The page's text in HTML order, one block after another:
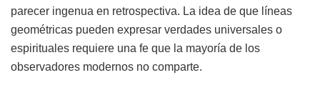
parecer ingenua en retrospectiva. La idea de que líneas
geométricas pueden expresar verdades universales o
espirituales requiere una fe que la mayoría de los
observadores modernos no comparte.